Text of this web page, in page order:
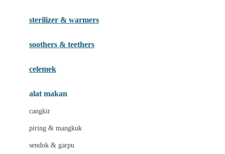
Hybrid
I
Inlacta DHA
Ivenet
sterilizer & warmers
soothers & teethers
celemek
alat makan
cangkir
piring & mangkuk
sendok & garpu